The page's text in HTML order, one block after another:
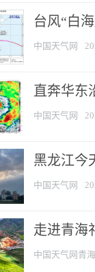
台风“白
中国天气网
直奔华东
中国天气网
黑龙江今
中国天气网
走进青海
中国天气网青